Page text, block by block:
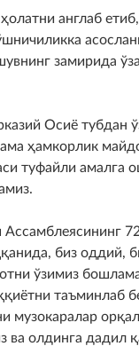
англаб
замирида
Осиё тубдан
ҳамкорлик
туфайли амалга
биз оддий,
ўзимиз
таъминлаб
музокаралар
ва олдинга дадил